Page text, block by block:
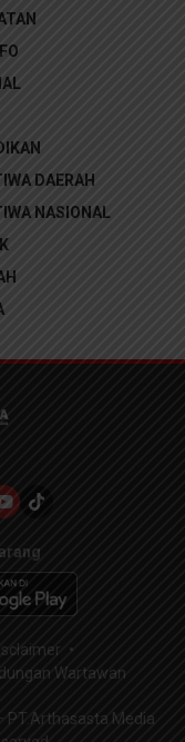
DAERAH
NASIONAL
Wartawan
PT.Arthasasta Media